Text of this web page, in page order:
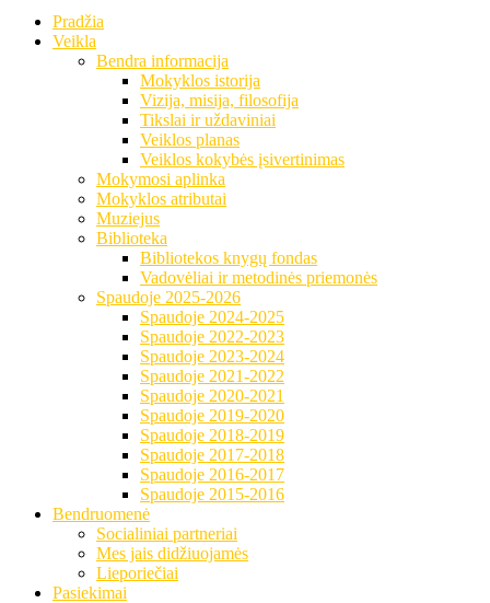
Pradžia
Veikla
Bendra informacija
Mokyklos istorija
Vizija, misija, filosofija
Tikslai ir uždaviniai
Veiklos planas
Veiklos kokybės įsivertinimas
Mokymosi aplinka
Mokyklos atributai
Muziejus
Biblioteka
Bibliotekos knygų fondas
Vadovėliai ir metodinės priemonės
Spaudoje 2025-2026
Spaudoje 2024-2025
Spaudoje 2022-2023
Spaudoje 2023-2024
Spaudoje 2021-2022
Spaudoje 2020-2021
Spaudoje 2019-2020
Spaudoje 2018-2019
Spaudoje 2017-2018
Spaudoje 2016-2017
Spaudoje 2015-2016
Bendruomenė
Socialiniai partneriai
Mes jais didžiuojamės
Lieporiečiai
Pasiekimai